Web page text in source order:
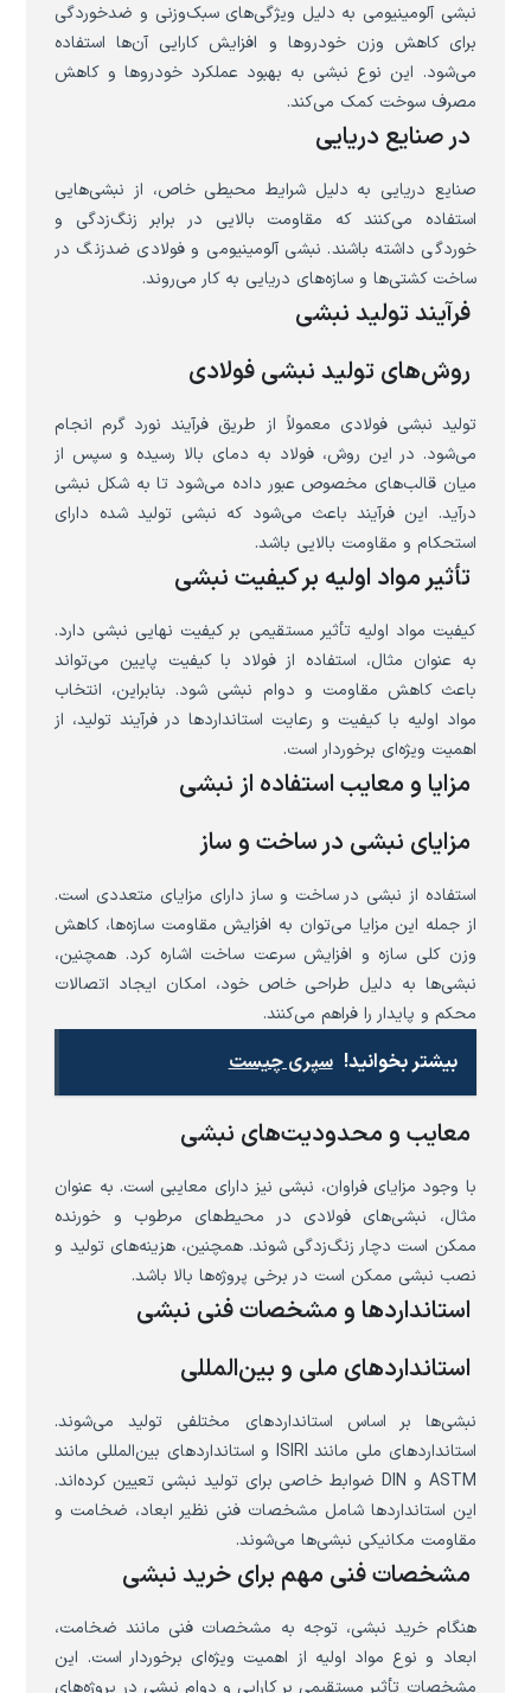
نبشی آلومینیومی به دلیل ویژگی‌های سبک‌وزنی و ضدخوردگی
برای کاهش وزن خودروها و افزایش کارایی آن‌ها استفاده
می‌شود. این نوع نبشی به بهبود عملکرد خودروها و کاهش
مصرف سوخت کمک می‌کند.
در صنایع دریایی
صنایع دریایی به دلیل شرایط محیطی خاص، از نبشی‌هایی
استفاده می‌کنند که مقاومت بالایی در برابر زنگ‌زدگی و
خوردگی داشته باشند. نبشی آلومینیومی و فولادی ضدزنگ در
ساخت کشتی‌ها و سازه‌های دریایی به کار می‌روند.
فرآیند تولید نبشی
روش‌های تولید نبشی فولادی
تولید نبشی فولادی معمولاً از طریق فرآیند نورد گرم انجام
می‌شود. در این روش، فولاد به دمای بالا رسیده و سپس از
میان قالب‌های مخصوص عبور داده می‌شود تا به شکل نبشی
درآید. این فرآیند باعث می‌شود که نبشی تولید شده دارای
استحکام و مقاومت بالایی باشد.
تأثیر مواد اولیه بر کیفیت نبشی
کیفیت مواد اولیه تأثیر مستقیمی بر کیفیت نهایی نبشی دارد.
به عنوان مثال، استفاده از فولاد با کیفیت پایین می‌تواند
باعث کاهش مقاومت و دوام نبشی شود. بنابراین، انتخاب
مواد اولیه با کیفیت و رعایت استانداردها در فرآیند تولید، از
اهمیت ویژه‌ای برخوردار است.
مزایا و معایب استفاده از نبشی
مزایای نبشی در ساخت و ساز
استفاده از نبشی در ساخت و ساز دارای مزایای متعددی است.
از جمله این مزایا می‌توان به افزایش مقاومت سازه‌ها، کاهش
وزن کلی سازه و افزایش سرعت ساخت اشاره کرد. همچنین،
نبشی‌ها به دلیل طراحی خاص خود، امکان ایجاد اتصالات
محکم و پایدار را فراهم می‌کنند.
بیشتر بخوانید! سپری چیست
معایب و محدودیت‌های نبشی
با وجود مزایای فراوان، نبشی نیز دارای معایبی است. به عنوان
مثال، نبشی‌های فولادی در محیط‌های مرطوب و خورنده
ممکن است دچار زنگ‌زدگی شوند. همچنین، هزینه‌های تولید و
نصب نبشی ممکن است در برخی پروژه‌ها بالا باشد.
استانداردها و مشخصات فنی نبشی
استانداردهای ملی و بین‌المللی
نبشی‌ها بر اساس استانداردهای مختلفی تولید می‌شوند.
استانداردهای ملی مانند ISIRI و استانداردهای بین‌المللی مانند
ASTM و DIN ضوابط خاصی برای تولید نبشی تعیین کرده‌اند.
این استانداردها شامل مشخصات فنی نظیر ابعاد، ضخامت و
مقاومت مکانیکی نبشی‌ها می‌شوند.
مشخصات فنی مهم برای خرید نبشی
هنگام خرید نبشی، توجه به مشخصات فنی مانند ضخامت،
ابعاد و نوع مواد اولیه از اهمیت ویژه‌ای برخوردار است. این
مشخصات تأثیر مستقیمی بر کارایی و دوام نبشی در پروژه‌های